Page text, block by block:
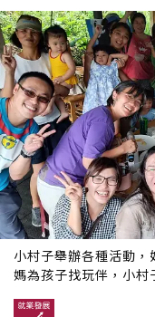
小村子舉辦各種活動
媽為孩子找玩伴，小